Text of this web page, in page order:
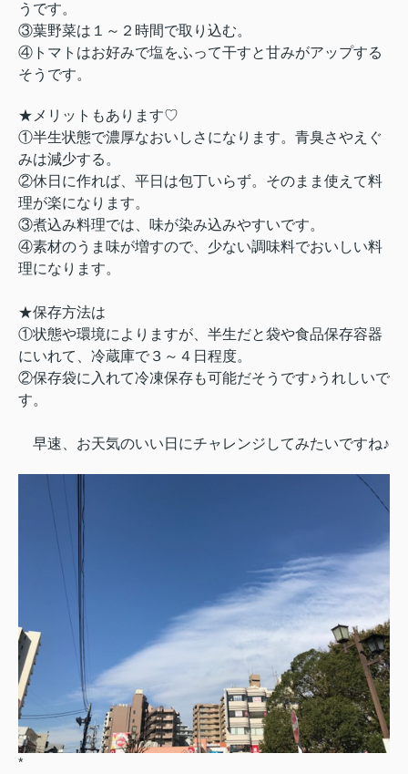
うです。
③葉野菜は１～２時間で取り込む。
④トマトはお好みで塩をふって干すと甘みがアップする
そうです。
★メリットもあります♡
①半生状態で濃厚なおいしさになります。青臭さやえぐ
みは減少する。
②休日に作れば、平日は包丁いらず。そのまま使えて料
理が楽になります。
③煮込み料理では、味が染み込みやすいです。
④素材のうま味が増すので、少ない調味料でおいしい料
理になります。
★保存方法は
①状態や環境によりますが、半生だと袋や食品保存容器
にいれて、冷蔵庫で３～４日程度。
②保存袋に入れて冷凍保存も可能だそうです♪うれしいで
す。
早速、お天気のいい日にチャレンジしてみたいですね♪
*